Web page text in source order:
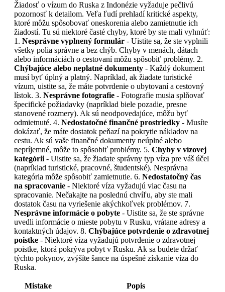
Žiadosť o vízum do Ruska z Indonézie vyžaduje pečlivú
pozornosť k detailom. Veľa ľudí prehladí kritické aspekty,
ktoré môžu spôsobovať oneskorenia alebo zamietnutie ich
žiadostí. Tu sú niektoré časté chyby, ktoré by ste mali vyhnúť:
1. Nesprávne vyplnený formulár - Uistite sa, že ste vyplnili
všetky polia správne a bez chýb. Chyby v menách, dátach
alebo informáciách o cestovaní môžu spôsobiť problémy. 2.
Chýbajúce alebo neplatné dokumenty - Každý dokument
musí byť úplný a platný. Napríklad, ak žiadate turistické
vízum, uistite sa, že máte potvrdenie o ubytovaní a cestovný
lístok. 3. Nesprávne fotografie - Fotografie musia splňovať
špecifické požiadavky (napríklad biele pozadie, presne
stanovené rozmery). Ak sú neodpovedajúce, môžu byť
odmietnuté. 4. Nedostatočné finančné prostriedky - Musíte
dokázať, že máte dostatok peňazí na pokrytie nákladov na
cestu. Ak sú vaše finančné dokumenty neúplné alebo
nepríjemné, môže to spôsobiť problémy. 5. Chyby v vízovej
kategórii - Uistite sa, že žiadate správny typ víza pre váš účel
(napríklad turistické, pracovné, študentské). Nesprávna
kategória môže spôsobiť zamietnutie. 6. Nedostatočný čas
na spracovanie - Niektoré víza vyžadujú viac času na
spracovanie. Nečakajte na poslednú chvíľu, aby ste mali
dostatok času na vyriešenie akýchkoľvek problémov. 7.
Nesprávne informácie o pobyte - Uistite sa, že ste správne
uvedli informácie o mieste pobytu v Rusku, vrátane adresy a
kontaktných údajov. 8. Chýbajúce potvrdenie o zdravotnej
poistke - Niektoré víza vyžadujú potvrdenie o zdravotnej
poistke, ktorá pokrýva pobyt v Rusku. Ak sa budete držať
týchto pokynov, zvýšíte šance na úspešné získanie víza do
Ruska.
Mistake Popis